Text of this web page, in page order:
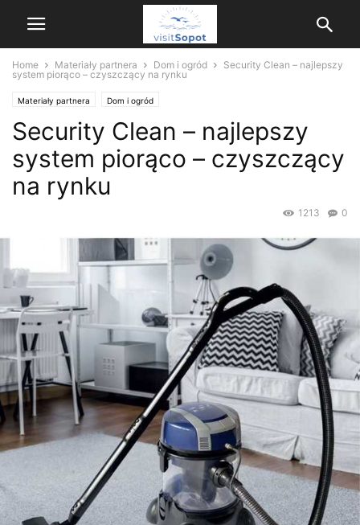
Home Materiały partnera Dom i ogród
Security Clean – najlepszy
system piorąco – czyszczący na rynku
Materiały partnera Dom i ogród
Security Clean – najlepszy
system piorąco – czyszczący
na rynku
0
1213